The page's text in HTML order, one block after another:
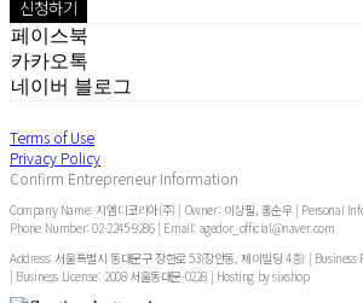
신청하기
페이스북
카카오톡
네이버 블로그
Terms of Use
Privacy Policy
Confirm Entrepreneur Information
Company Name: 지엠디코리아(주) | Owner: 이상필, 홍순우 | Personal
Phone Number: 02-2245-9286 | Email: agedor_official@naver.com
Address: 서울특별시 동대문구 장한로 53(장안동, 제이빌딩 4층) |
| Business License: 2008-서울동대문-0228 | Hosting by sixshop